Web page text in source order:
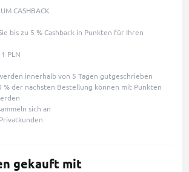
CASHBACK
bis zu 5 % Cashback in Punkten für Ihren
PLN
innerhalb von 5 Tagen gutgeschrieben
% der nächsten Bestellung können mit Punkten
sich an
gekauft mit